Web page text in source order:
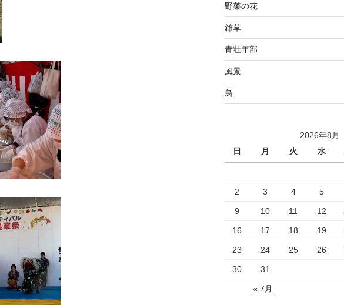
野菜の花
雑草
青壮年部
風景
鳥
2026年8月
日
月 火 水
2 3 4 5
9 10 11 12
16 17 18 19
23 24 25 26
30 31
« 7月